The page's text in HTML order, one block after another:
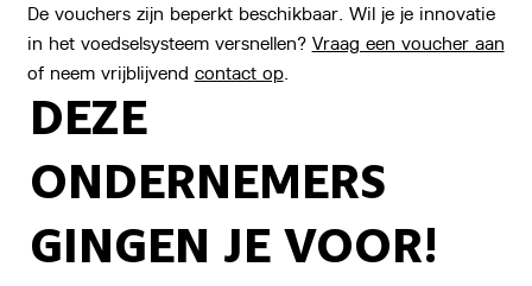
De vouchers zijn beperkt beschikbaar. Wil je je innovatie
in het voedselsysteem versnellen? Vraag een voucher aan
of neem vrijblijvend contact op.
DEZE
ONDERNEMERS
GINGEN JE VOOR!